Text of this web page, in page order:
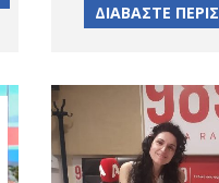
ΔΙΑΒΑΣΤΕ